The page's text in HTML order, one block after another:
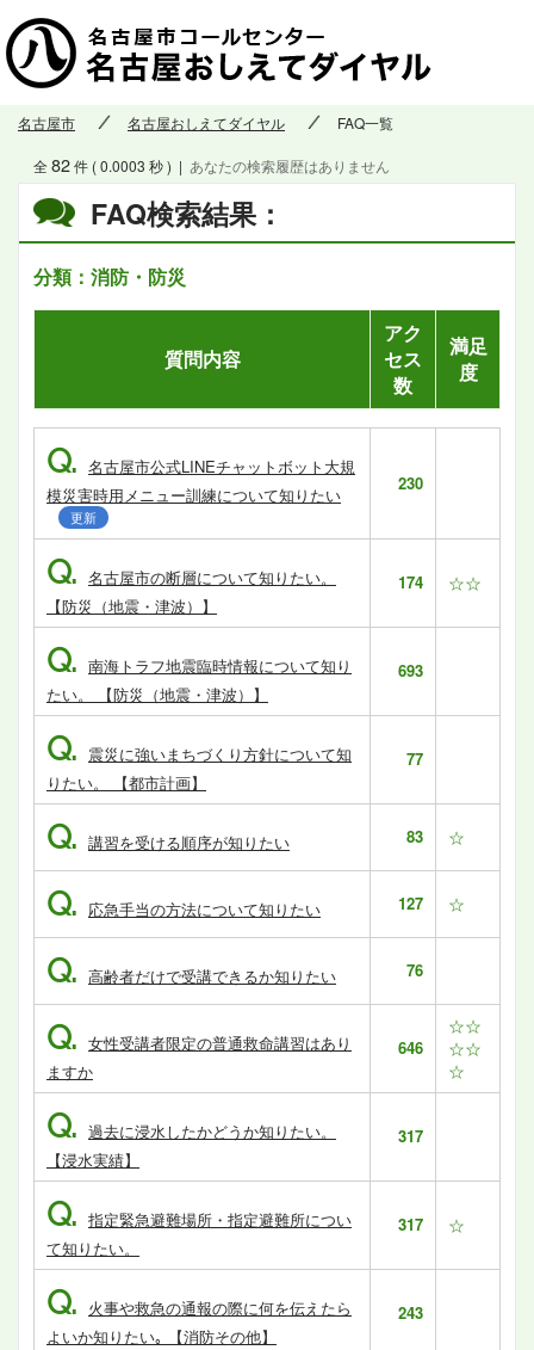
名古屋市 名古屋おしえてダイヤル FAQ一覧
FAQ検索結果：
分類：消防・防災
全82件 ( 0.0003 秒 ) | あなたの検索履歴はありません
質問内容
アク
セス
数
満足
度
Q. 名古屋市公式LINEチャットボット大規
模災害時用メニュー訓練について知りたい
更新
230
Q. 名古屋市の断層について知りたい。
【防災（地震・津波）】
174 ☆☆
Q. 南海トラフ地震臨時情報について知り
たい。 【防災（地震・津波）】
693
Q. 震災に強いまちづくり方針について知
りたい。 【都市計画】
77
Q. 講習を受ける順序が知りたい 83 ☆
Q. 応急手当の方法について知りたい 127 ☆
Q. 高齢者だけで受講できるか知りたい 76
Q. 女性受講者限定の普通救命講習はあり
ますか
646
☆☆
☆☆
☆
Q. 過去に浸水したかどうか知りたい。
【浸水実績】
317
Q. 指定緊急避難場所・指定避難所につい
て知りたい。
317 ☆
Q. 火事や救急の通報の際に何を伝えたら
よいか知りたい｡ 【消防その他】
243